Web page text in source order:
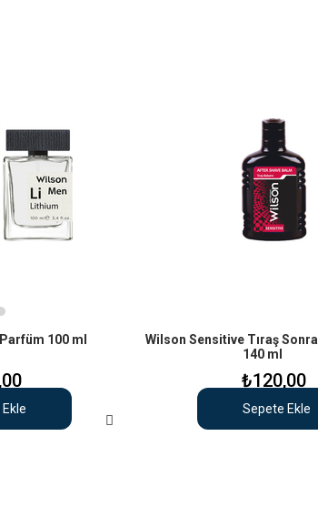
100 ml
Wilson Sensitive Tıraş
140 ml
₺120,00
Sepete Ekle